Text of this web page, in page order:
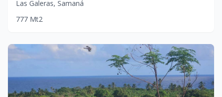
Las Galeras, Samaná
777 Mt2